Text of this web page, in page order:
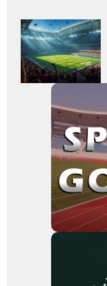
Adaugă
aici textul
pentru
subtitlu